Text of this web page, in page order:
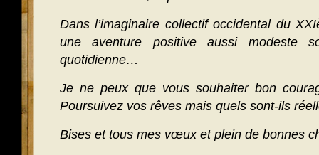
Dans l’imaginaire collectif occidental du
une aventure positive aussi modeste
quotidienne…
Je ne peux que vous souhaiter bon
Poursuivez vos rêves mais quels sont-ils
Bises et tous mes vœux et plein de bonnes